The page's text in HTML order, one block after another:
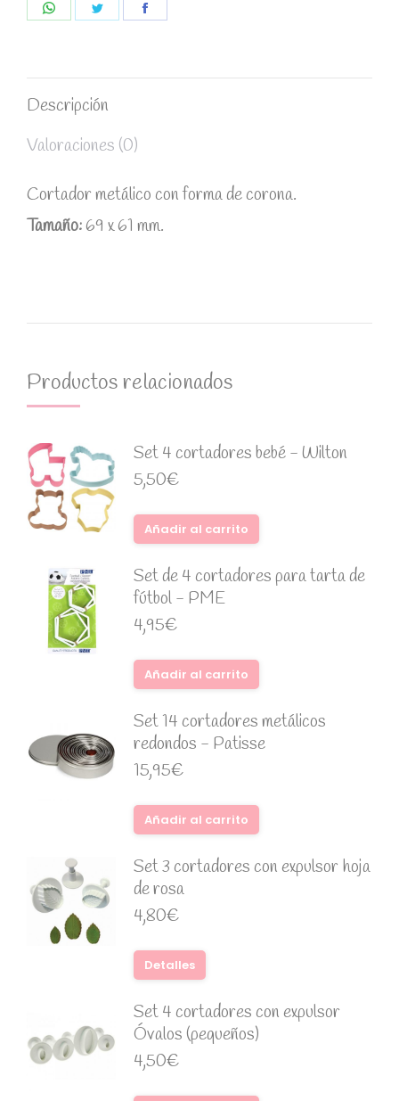
Descripción
Valoraciones (0)
Cortador metálico con forma de corona.
Tamaño:69 x 61 mm.
Productos relacionados
Set 4 cortadores bebé - Wilton
5,50€
Añadir al carrito
Set de 4 cortadores para tarta de
fútbol - PME
4,95€
Añadir al carrito
Set 14 cortadores metálicos
redondos - Patisse
15,95€
Añadir al carrito
Set 3 cortadores con expulsor hoja
de rosa
4,80€
Detalles
Set 4 cortadores con expulsor
Óvalos (pequeños)
4,50€